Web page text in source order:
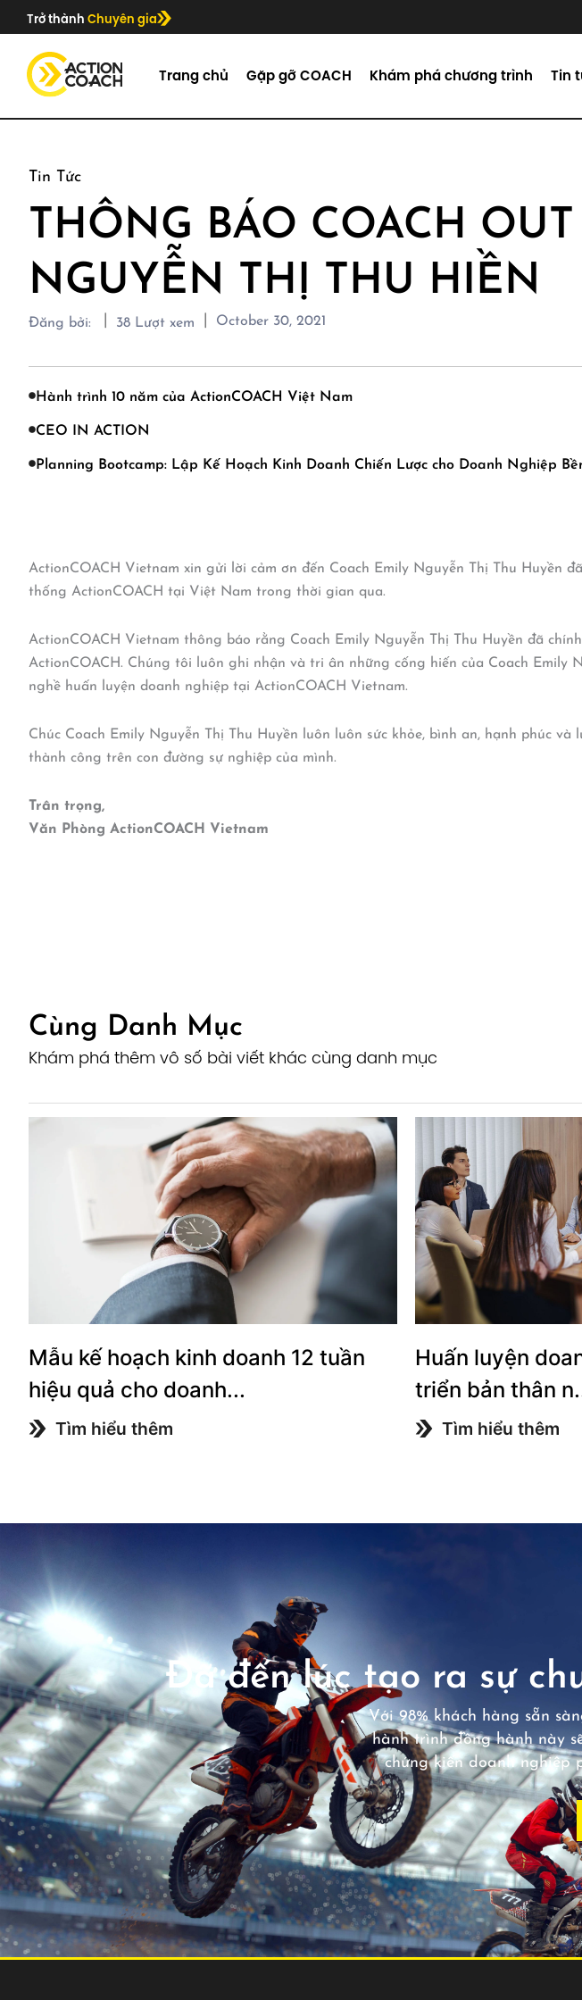
Trở thành Chuyên gia
Trang chủ Gặp gỡ COACH Khám phá chương trình Tin
Tin Tức
THÔNG BÁO COACH
NGUYỄN THỊ THU HIỀN
Đăng bởi: 38 Lượt xem October 30, 2021
Hành trình 10 năm của ActionCOACH Việt Nam
CEO IN ACTION
Planning Bootcamp: Lập Kế Hoạch Kinh Doanh Chiến Lược cho Doanh Nghiệp
ActionCOACH Vietnam xin gửi lời cảm ơn đến Coach Emily Nguyễn Thị Thu Huyền
thống ActionCOACH tại Việt Nam trong thời gian qua.
ActionCOACH Vietnam thông báo rằng Coach Emily Nguyễn Thị Thu Huyền đã
ActionCOACH. Chúng tôi luôn ghi nhận và tri ân những cống hiến của Coach Emily
nghề huấn luyện doanh nghiệp tại ActionCOACH Vietnam.
Chúc Coach Emily Nguyễn Thị Thu Huyền luôn luôn sức khỏe, bình an, hạnh phúc và
thành công trên con đường sự nghiệp của mình.
Trân trọng,
Văn Phòng ActionCOACH Vietnam
Cùng Danh Mục
Khám phá thêm vô số bài viết khác cùng danh mục
Mẫu kế hoạch kinh doanh 12 tuần
hiệu quả cho doanh...
Tìm hiểu thêm
Huấn luyện
triển bản thân
Tìm hiểu thêm
Đã đến lúc tạo ra sự
Với 98% khách hàng sẵn
hành trình đồng hành này
chứng kiến doanh nghiệp